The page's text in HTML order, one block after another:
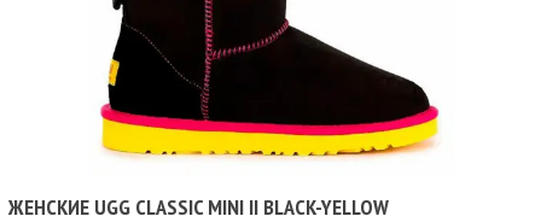
ЖЕНСКИЕ UGG CLASSIC MINI II BLACK-YELLOW